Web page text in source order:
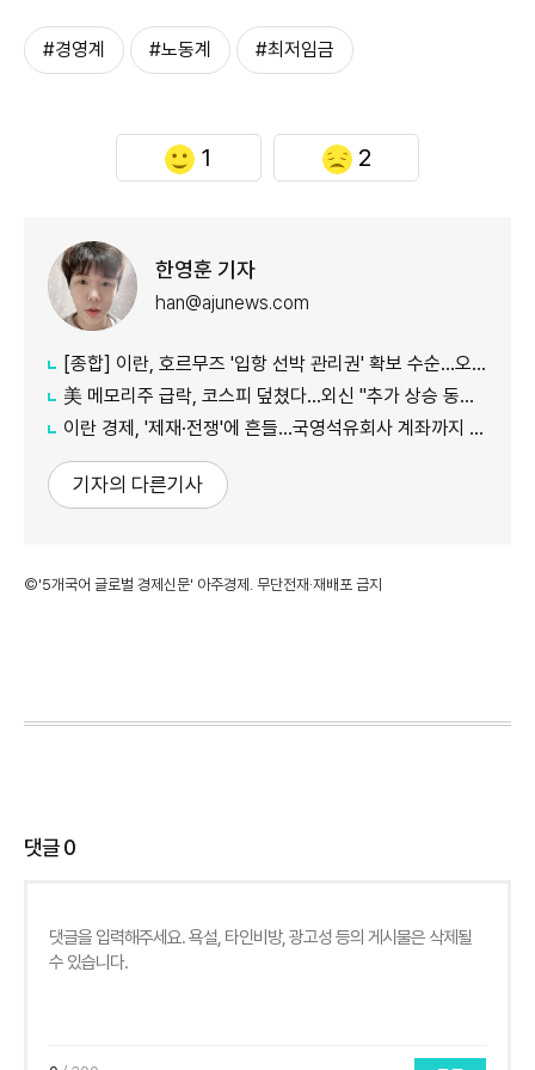
#경영계 #노동계 #최저임금
1 2
한영훈 기자
han@ajunews.com
[종합] 이란, 호르무즈 '입항 선박 관리권' 확보 수순…오만과 새 항로 합의
美 메모리주 급락, 코스피 덮쳤다…외신 "추가 상승 동력 의문"
이란 경제, '제재·전쟁'에 흔들…국영석유회사 계좌까지 동결
기자의 다른기사
©'5개국어 글로벌 경제신문' 아주경제. 무단전재·재배포 금지
댓글0